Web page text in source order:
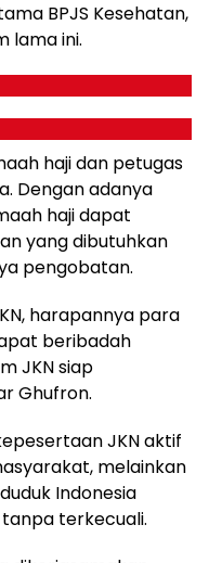
BPJS Kesehatan,
lama ini.
haji dan petugas
Dengan adanya
haji dapat
yang dibutuhkan
pengobatan.
harapannya para
beribadah
JKN siap
Ghufron.
JKN aktif
melainkan
Indonesia
terkecuali.